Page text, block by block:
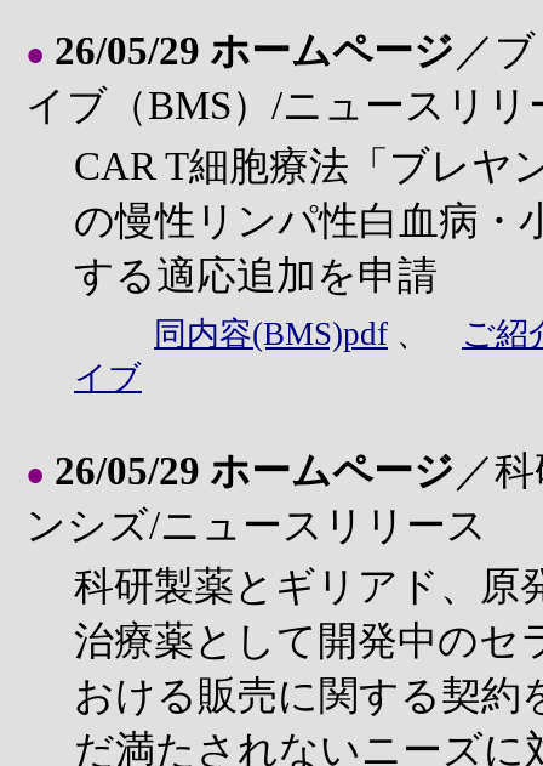
● 26/05/29 ホームページ ／
イブ（BMS）/ニュースリリ
CAR T細胞療法「ブレヤ
の慢性リンパ性白血病・
する適応追加を申請
同内容(BMS)pdf 、 ご紹
イブ
● 26/05/29 ホームページ ／
ンシズ/ニュースリリース
科研製薬とギリアド、原
治療薬として開発中のセ
おける販売に関する契約
だ満たされないニーズに